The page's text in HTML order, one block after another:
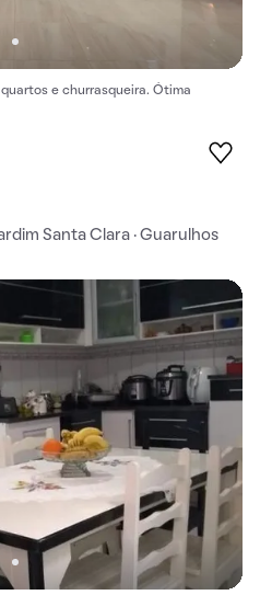
e churrasqueira. Ótima
Santa Clara · Guarulhos